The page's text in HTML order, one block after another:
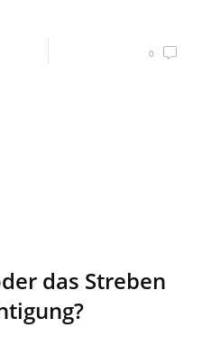
0
das Streben